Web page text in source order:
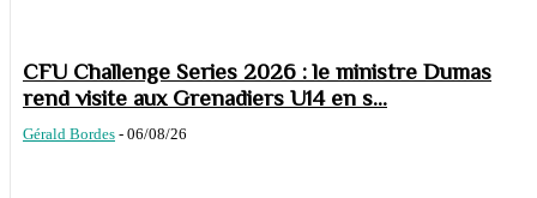
CFU Challenge Series 2026 : le ministre Dumas
rend visite aux Grenadiers U14 en s...
Gérald Bordes - 06/08/26